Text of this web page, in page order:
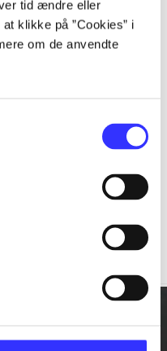
tid ændre eller
klikke på ”Cookies” i
om de anvendte